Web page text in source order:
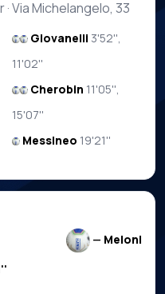
Via Michelangelo, 33
Giovanelli 3'52'',
11'02''
Cherobin 11'05'',
15'07''
Messineo 19'21''
— Meloni